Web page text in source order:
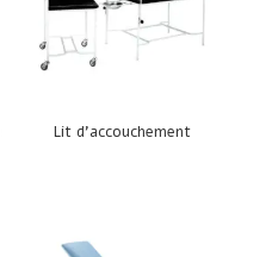
Lit d’accouchement